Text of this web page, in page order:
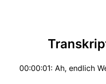
00:00:01: Ah, endlich